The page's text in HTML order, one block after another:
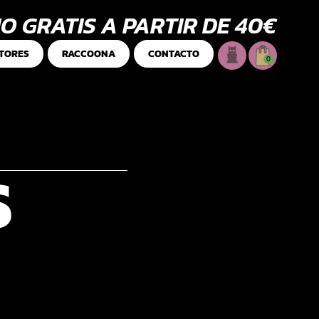
GRATIS A PARTIR DE 40€
RACCOONA CONTACTO 0